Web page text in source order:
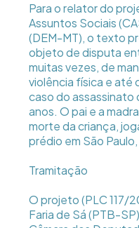
Para o relator do
Assuntos Sociais
(DEM-MT), o texto
objeto de disputa
muitas vezes, de
violência física e até
caso do assassinato
anos. O pai e a
morte da criança,
prédio em São
Tramitação
O projeto (PLC 117/
Faria de Sá (PTB-